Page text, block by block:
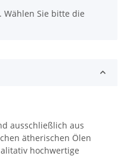
Wählen Sie bitte die
ausschließlich aus
ätherischen Ölen
hochwertige